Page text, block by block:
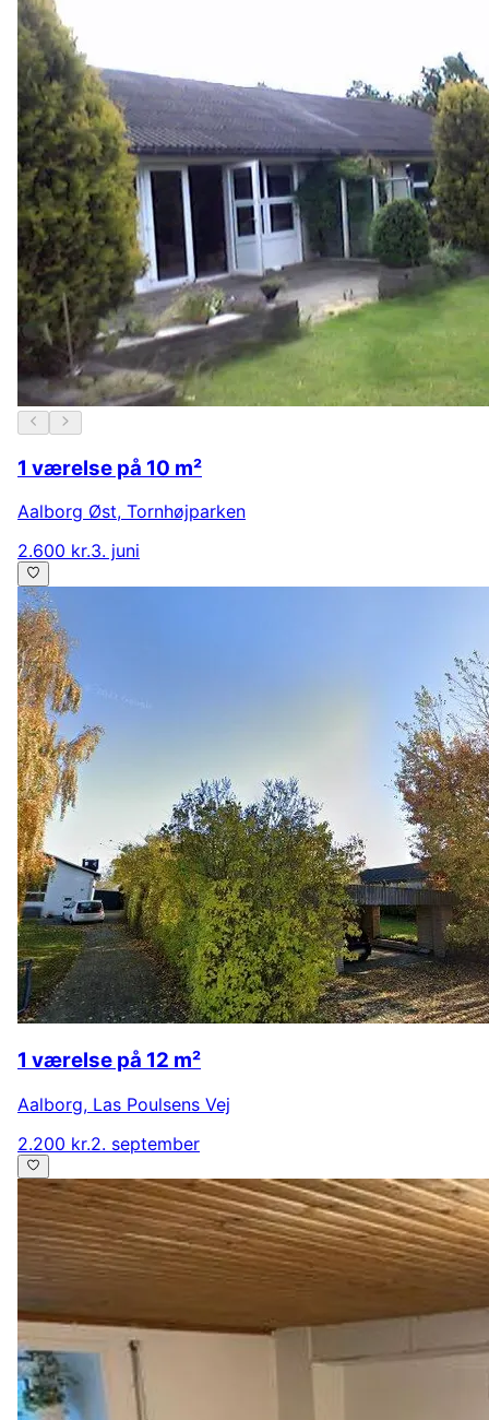
1 værelse på 10 m²
Aalborg Øst, Tornhøjparken
2.600 kr.3. juni
1 værelse på 12 m²
Aalborg, Las Poulsens Vej
2.200 kr.2. september